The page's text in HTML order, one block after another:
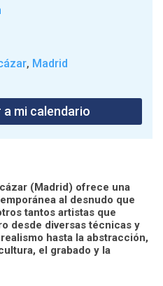
, Madrid
a mi calendario
(Madrid) ofrece una
al desnudo que
tantos artistas que
desde diversas técnicas y
hasta la abstracción,
el grabado y la